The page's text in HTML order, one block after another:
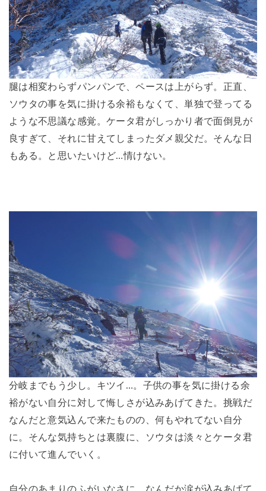
腿は相変わらずパンパンで、ペースは上がらず。正直、
ソウタの事を気に掛ける余裕もなくて、単独で登ってる
ような不思議な感覚。ケータ君がしっかり者で面倒見が
良すぎて、それに甘えてしまったダメ親父だ。そんな日
もある。と思いたいけど…情けない。
分岐までもう少し。キツイ…。子供の事を気に掛ける余
裕がない自分に対して悔しさが込みあげてきた。挑戦だ
なんだと意気込んで来たものの、何もやれてない自分
に。そんな気持ちとは裏腹に、ソウタは淡々とケータ君
に付いて進んでいく。